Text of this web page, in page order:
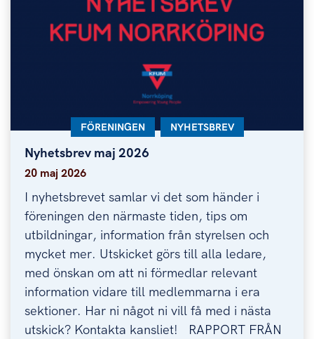
Nyhetsbrev maj 2026
Nyhetsbrev maj 2026
KATEGORI:
FÖRENINGEN KATEGORI:
NYHETSBREV
20 maj 2026
I nyhetsbrevet samlar vi det som händer i
föreningen den närmaste tiden, tips om
utbildningar, information från styrelsen och
mycket mer. Utskicket görs till alla ledare,
med önskan om att ni förmedlar relevant
information vidare till medlemmarna i era
sektioner. Har ni något ni vill få med i nästa
utskick? Kontakta kansliet! RAPPORT FRÅN